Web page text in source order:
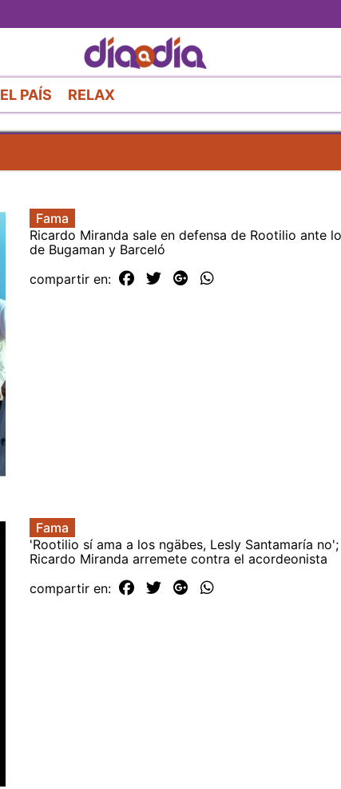
al
contenido
principal
EL PAÍS RELAX
Fama
Ricardo Miranda sale en defensa de Rootilio ante
de Bugaman y Barceló
compartir en:
Fama
'Rootilio sí ama a los ngäbes, Lesly Santamaría
Ricardo Miranda arremete contra el acordeonista
compartir en: